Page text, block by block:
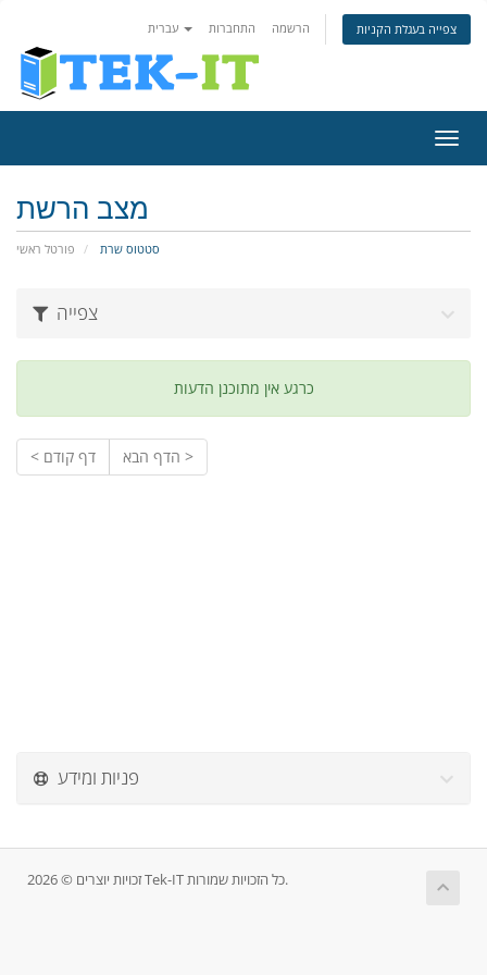
התחברות הרשמה צפייה בעגלת הקניות
ניווט
מצב הרשת
פורטל ראשי סטטוס שרת
צפייה
כרגע אין מתוכנן הדעות
< דף קודם הדף הבא >
פניות ומידע
זכויות יוצרים © 2026 Tek-IT כל הזכויות שמורות.